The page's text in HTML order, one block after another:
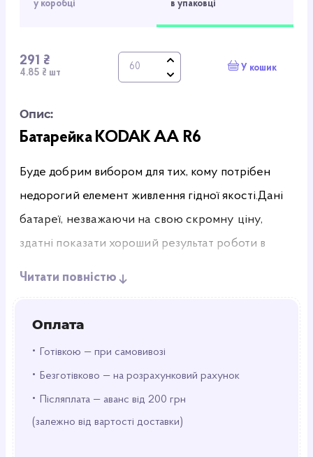
у коробці
в упаковці
291 ₴
4.85 ₴ шт У кошик
Оплата
• Готівкою — при самовивозі
• Безготівково — на розрахунковий рахунок
•
Післяплата — аванс від 200 грн
(залежно від вартості доставки)
Опис:
Батарейка KODAKАА R6
Буде добрим вибором для тих, кому потрібен
недорогий елемент живлення гідної якості.Дані
батареї, незважаючи на свою скромну ціну,
здатні показати хороший результат роботи в
Тип: карбон-цинк (сольова);
Захищені від протікання;
Типорозмір: R6 (пальчикова);
Кількість в упаковці: 60 шт.
Ці батареї ідеально підходять для використання у
Читати повністю